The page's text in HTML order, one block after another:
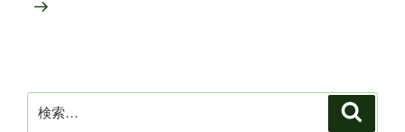
ョ
索: